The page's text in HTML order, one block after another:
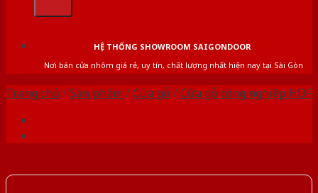
HỆ THỐNG SHOWROOM SAIGONDOOR
Nơi bán cửa nhôm giá rẻ, uy tín, chất lượng nhất hiện nay tại Sài Gòn
Trang chủ /Sản phẩm /Cửa gỗ /Cửa gỗ công nghiệp HDF